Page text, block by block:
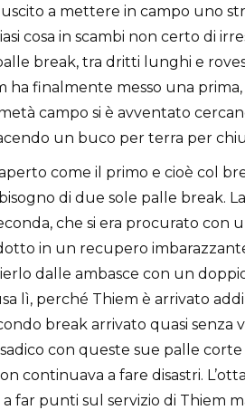
a mettere in campo uno
cosa in scambi non certo di
break, tra dritti lunghi e
ha finalmente messo una prima,
campo si è avventato
un buco per terra per
come il primo e cioè col
di due sole palle break.
che si era procurato con
in un recupero
dalle ambasce con un
lì, perché Thiem è arrivato
break arrivato quasi senza
con queste sue palle
continuava a fare disastri.
far punti sul servizio di Thiem